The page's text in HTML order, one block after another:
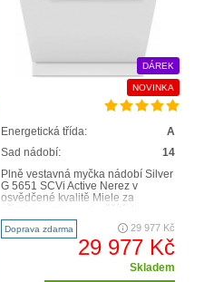
DÁREK
NOVINKA
Energetická třída:
A
Sad nádobí:
14
Plně vestavná myčka nádobí Silver
G 5651 SCVi Active Nerez v
osvědčené kvalitě Miele za
energetické účinnosti A ..
Doprava zdarma 29 977 Kč
29 977 Kč
Skladem